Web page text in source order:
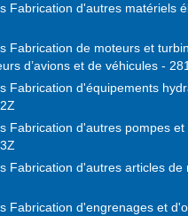
Fabrication d'autres matériels
Fabrication de moteurs et
d’avions et de véhicules -
Fabrication d'équipements
Fabrication d'autres pompes et
Fabrication d'autres articles de
Fabrication d'engrenages et